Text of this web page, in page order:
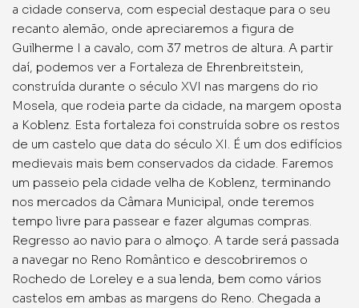
a cidade conserva, com especial destaque para o seu
recanto alemão, onde apreciaremos a figura de
Guilherme I a cavalo, com 37 metros de altura. A partir
daí, podemos ver a Fortaleza de Ehrenbreitstein,
construída durante o século XVI nas margens do rio
Mosela, que rodeia parte da cidade, na margem oposta
a Koblenz. Esta fortaleza foi construída sobre os restos
de um castelo que data do século XI. É um dos edifícios
medievais mais bem conservados da cidade. Faremos
um passeio pela cidade velha de Koblenz, terminando
nos mercados da Câmara Municipal, onde teremos
tempo livre para passear e fazer algumas compras.
Regresso ao navio para o almoço. A tarde será passada
a navegar no Reno Romântico e descobriremos o
Rochedo de Loreley e a sua lenda, bem como vários
castelos em ambas as margens do Reno. Chegada a